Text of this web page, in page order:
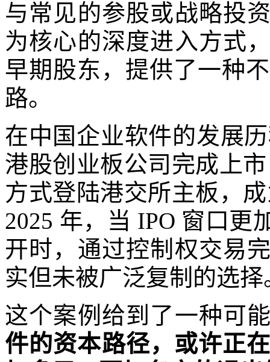
与常见的参股或战略投
为核心的深度进入方式
早期股东，提供了一种
路。
在中国企业软件的发展
港股创业板公司完成上
方式登陆港交所主板，
2025 年，当 IPO 窗口更
开时，通过控制权交易
实但未被广泛复制的选择
这个案例给到了一种可
件的资本路径，或许正